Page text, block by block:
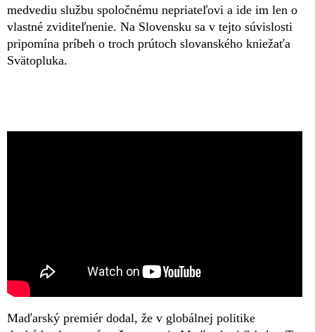
medvediu službu spoločnému nepriateľovi a ide im len o
vlastné zviditeľnenie. Na Slovensku sa v tejto súvislosti
pripomína príbeh o troch prútoch slovanského kniežaťa
Svätopluka.
Maďarský premiér dodal, že v globálnej politike